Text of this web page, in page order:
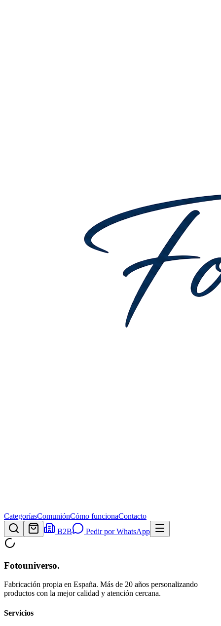
CategoríasComuniónCómo funcionaContacto
B2B
Pedir por WhatsApp
Fotouniverso.
Fabricación propia en España. Más de 20 años personalizando
productos con la mejor calidad y atención cercana.
Servicios